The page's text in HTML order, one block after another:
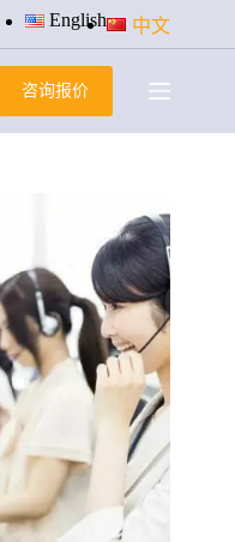
English 中文
咨询报价